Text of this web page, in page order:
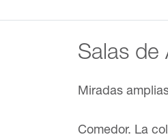
Salas de
Miradas
Comedor. La